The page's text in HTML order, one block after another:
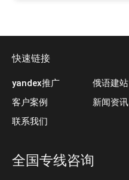
快速链接
yandex推广
客户案例
联系我们
俄语建站
新闻资讯
全国专线咨询